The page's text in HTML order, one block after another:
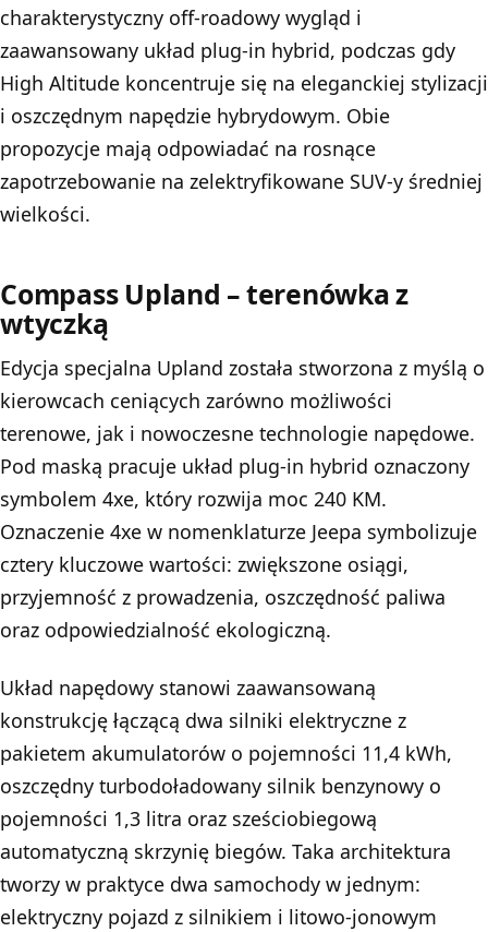
charakterystyczny off-roadowy wygląd i
zaawansowany układ plug-in hybrid, podczas gdy
High Altitude koncentruje się na eleganckiej stylizacji
i oszczędnym napędzie hybrydowym. Obie
propozycje mają odpowiadać na rosnące
zapotrzebowanie na zelektryfikowane SUV-y średniej
wielkości.
Compass Upland – terenówka z
wtyczką
Edycja specjalna Upland została stworzona z myślą o
kierowcach ceniących zarówno możliwości
terenowe, jak i nowoczesne technologie napędowe.
Pod maską pracuje układ plug-in hybrid oznaczony
symbolem 4xe, który rozwija moc 240 KM.
Oznaczenie 4xe w nomenklaturze Jeepa symbolizuje
cztery kluczowe wartości: zwiększone osiągi,
przyjemność z prowadzenia, oszczędność paliwa
oraz odpowiedzialność ekologiczną.
Układ napędowy stanowi zaawansowaną
konstrukcję łączącą dwa silniki elektryczne z
pakietem akumulatorów o pojemności 11,4 kWh,
oszczędny turbodoładowany silnik benzynowy o
pojemności 1,3 litra oraz sześciobiegową
automatyczną skrzynię biegów. Taka architektura
tworzy w praktyce dwa samochody w jednym:
elektryczny pojazd z silnikiem i litowo-jonowym